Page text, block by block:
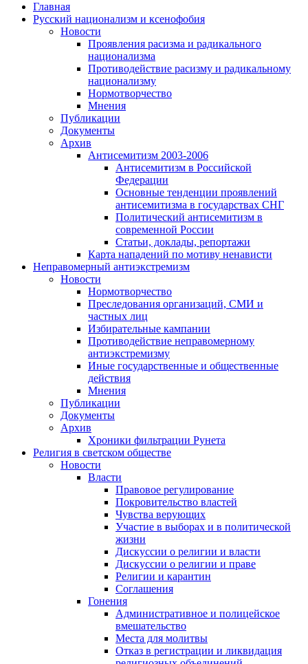
Главная
Русский национализм и ксенофобия
Новости
Проявления расизма и радикального
национализма
Противодействие расизму и радикальному
национализму
Нормотворчество
Мнения
Публикации
Документы
Архив
Антисемитизм 2003-2006
Антисемитизм в Российской
Федерации
Основные тенденции проявлений
антисемитизма в государствах СНГ
Политический антисемитизм в
современной России
Статьи, доклады, репортажи
Карта нападений по мотиву ненависти
Неправомерный антиэкстремизм
Новости
Нормотворчество
Преследования организаций, СМИ и
частных лиц
Избирательные кампании
Противодействие неправомерному
антиэкстремизму
Иные государственные и общественные
действия
Мнения
Публикации
Документы
Архив
Хроники фильтрации Рунета
Религия в светском обществе
Новости
Власти
Правовое регулирование
Покровительство властей
Чувства верующих
Участие в выборах и в политической
жизни
Дискуссии о религии и власти
Дискуссии о религии и праве
Религии и карантин
Соглашения
Гонения
Административное и полицейское
вмешательство
Места для молитвы
Отказ в регистрации и ликвидация